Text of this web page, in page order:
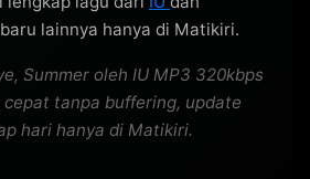
lainnya hanya di Matikiri.
Summer oleh IU MP3 320kbps
tanpa buffering, update
hari hanya di Matikiri.